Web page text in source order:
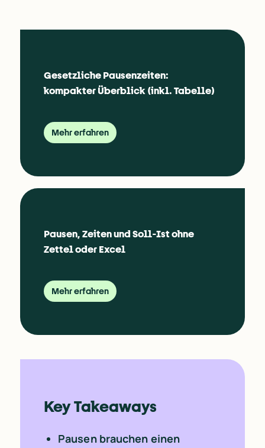
Gesetzliche Pausenzeiten:
kompakter Überblick (inkl. Tabelle)
Mehr erfahren
Pausen, Zeiten und Soll-Ist ohne
Zettel oder Excel
Mehr erfahren
Key Takeaways
Pausen brauchen einen